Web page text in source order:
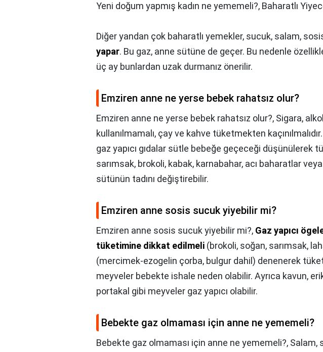
Yeni doğum yapmış kadın ne yememeli?, Baharatlı
Diğer yandan çok baharatlı yemekler, sucuk, salam,
yapar. Bu gaz, anne sütüne de geçer. Bu nedenle
üç ay bunlardan uzak durmanız önerilir.
Emziren anne ne yerse bebek rahatsız olur?
Emziren anne ne yerse bebek rahatsız olur?, Sigara,
kullanılmamalı, çay ve kahve tüketmekten
gaz yapıcı gıdalar sütle bebeğe geçeceği düşünülerek
sarımsak, brokoli, kabak, karnabahar, acı baharatlar
sütünün tadını değiştirebilir.
Emziren anne sosis sucuk yiyebilir mi?
Emziren anne sosis sucuk yiyebilir mi?, Gaz yapıcı
tüketimine dikkat edilmeli (brokoli, soğan, sarımsak,
(mercimek-ezogelin çorba, bulgur dahil) denenerek
meyveler bebekte ishale neden olabilir. Ayrıca kavun,
portakal gibi meyveler gaz yapıcı olabilir.
Bebekte gaz olmaması için anne ne yememeli?
Bebekte gaz olmaması için anne ne yememeli?, Salam,